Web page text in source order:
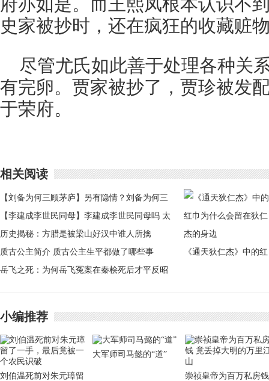
府亦如是。而王熙凤根本认识不
史家被抄时，还在疯狂的收藏赃
尽管尤氏如此善于处理各种关
有完卵。贾家被抄了，贾珍被发
于荣府。
相关阅读
【刘备为何三顾茅庐】另有隐情？刘备为何三
顾茅庐
【李建成李世民同母】李建成李世民同母吗 太
穆皇后是他们母亲
历史揭秘：方腊是被梁山好汉中谁人所擒
质古公主简介 质古公主生平都做了哪些事
岳飞之死：为何岳飞冤案在秦桧死后才平反昭
《通天狄仁杰》中的红
小编推荐
刘伯温死前对朱元璋留
大军师司马懿的“道”
崇祯皇帝为百万私房钱